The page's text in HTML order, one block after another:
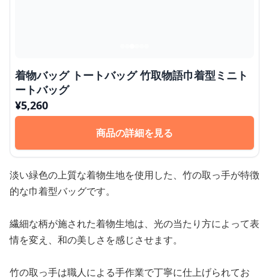
着物バッグ トートバッグ 竹取物語巾着型ミニト
ートバッグ
¥5,260
商品の詳細を見る
淡い緑色の上質な着物生地を使用した、竹の取っ手が特徴
的な巾着型バッグです。
繊細な柄が施された着物生地は、光の当たり方によって表
情を変え、和の美しさを感じさせます。
竹の取っ手は職人による手作業で丁寧に仕上げられてお